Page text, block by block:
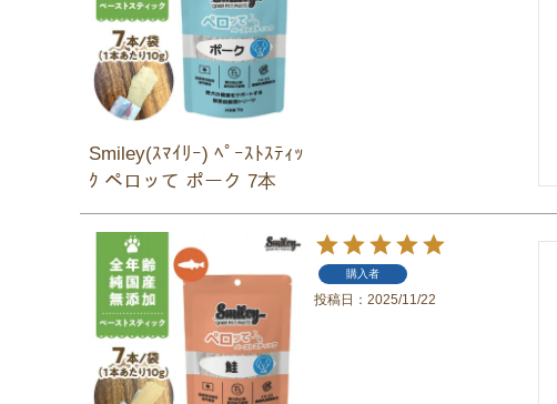
Smiley(ｽﾏｲﾘｰ) ﾍﾟｰｽﾄｽﾃｨｯ
ｸ ペロッて ポーク 7本
購入者
投稿日 2025/11/22